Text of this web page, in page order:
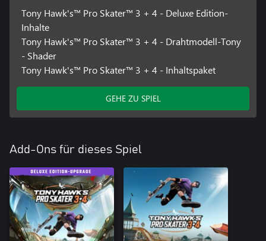
Tony Hawk's™ Pro Skater™ 3 + 4 - Deluxe Edition-
Inhalte
Tony Hawk's™ Pro Skater™ 3 + 4 - Drahtmodell-Tony
- Shader
Tony Hawk's™ Pro Skater™ 3 + 4 - Inhaltspaket
GEHE ZU SPIEL
Add-Ons für dieses Spiel